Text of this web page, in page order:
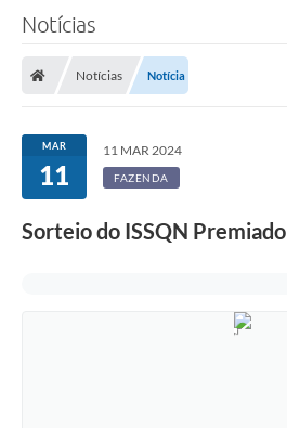
Notícias
Notícias Notícia
MAR
11
11 MAR 2024
FAZENDA
Sorteio do ISSQN Premiado